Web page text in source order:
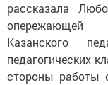
рассказала
опережающей
Казанского
педагогических
стороны работы